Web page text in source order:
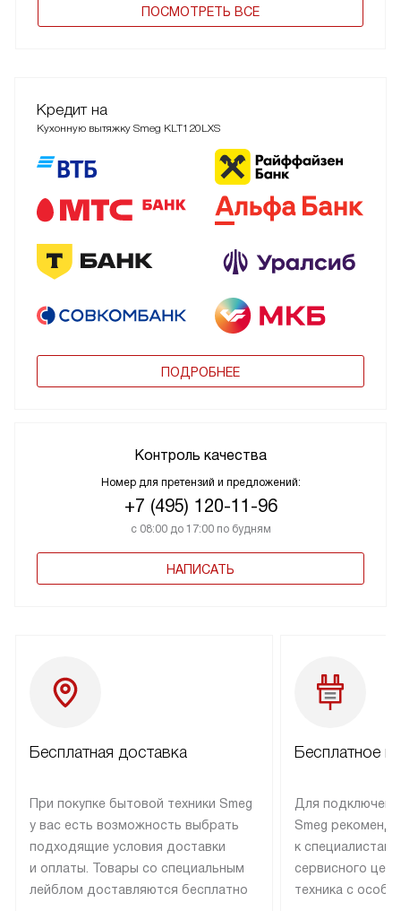
ПОCМОТРЕТЬ ВСЕ
Кредит на
Кухонную вытяжку Smeg KLT120LXS
ПОДРОБНЕЕ
Контроль качества
Номер для претензий и предложений:
+7 (495) 120-11-96
с 08:00 до 17:00 по будням
НАПИСАТЬ
Бесплатная доставка
При покупке бытовой техники Smeg
у вас есть возможность выбрать
подходящие условия доставки
и оплаты. Товары со специальным
лейблом доставляются бесплатно
Бесплатное
Для
Smeg
к специалистам
сервисного
техника с